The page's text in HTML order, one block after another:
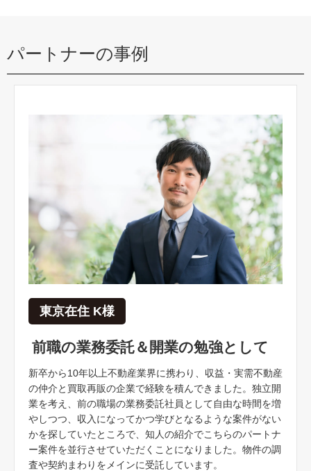
パートナーの事例
東京在住 K様
前職の業務委託＆開業の勉強として
新卒から10年以上不動産業界に携わり、収益・実需不動産
の仲介と買取再販の企業で経験を積んできました。独立開
業を考え、前の職場の業務委託社員として自由な時間を増
やしつつ、収入になってかつ学びとなるような案件がない
かを探していたところで、知人の紹介でこちらのパートナ
ー案件を並行させていただくことになりました。物件の調
査や契約まわりをメインに受託しています。